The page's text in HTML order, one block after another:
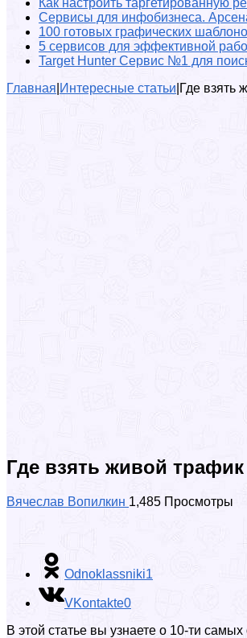
Сервисы для инфобизнеса.
100 готовых графических
5 сервисов для эффективной
Target Hunter Сервис №1 для
Главная Интересные статьи Где взять
Где взять живой
Вячеслав Вопилкин 1,485 Просмотры
Odnoklassniki1
VKontakte0
В этой статье вы узнаете о 10-ти